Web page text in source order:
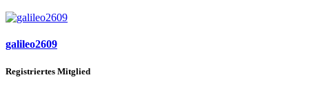
galileo2609
Registriertes Mitglied